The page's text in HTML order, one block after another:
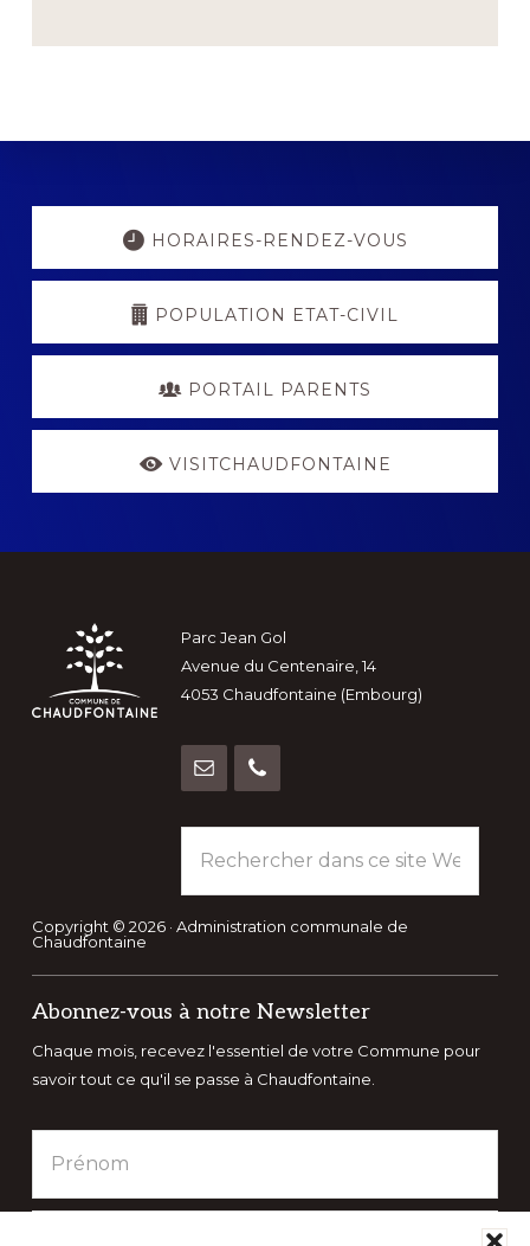
Explore
HORAIRES-RENDEZ-VOUS
POPULATION ETAT-CIVIL
PORTAIL PARENTS
VISITCHAUDFONTAINE
Footer
Parc Jean Gol
Avenue du Centenaire, 14
4053 Chaudfontaine (Embourg)
dans
ce
site
Copyright © 2026 · Administration communale de
Chaudfontaine
Abonnez-vous à notre Newsletter
Chaque mois, recevez l'essentiel de votre Commune pour
savoir tout ce qu'il se passe à Chaudfontaine.